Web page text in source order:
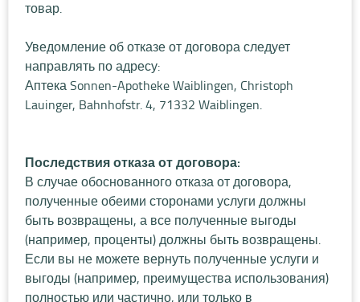
товар.
Уведомление об отказе от договора следует
направлять по адресу:
Аптека Sonnen-Apotheke Waiblingen, Christoph
Lauinger, Bahnhofstr. 4, 71332 Waiblingen.
Последствия отказа от договора:
В случае обоснованного отказа от договора,
полученные обеими сторонами услуги должны
быть возвращены, а все полученные выгоды
(например, проценты) должны быть возвращены.
Если вы не можете вернуть полученные услуги и
выгоды (например, преимущества использования)
полностью или частично, или только в